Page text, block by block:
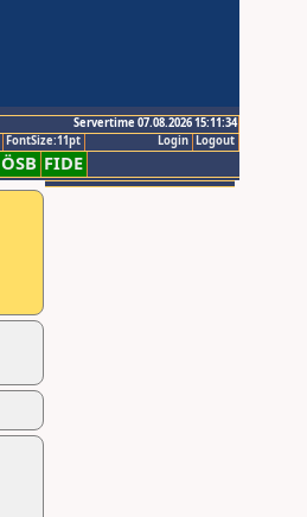
Servertime 07.08.2026 15:11:34
Logout
Login
FontSize:11pt
ÖSB FIDE